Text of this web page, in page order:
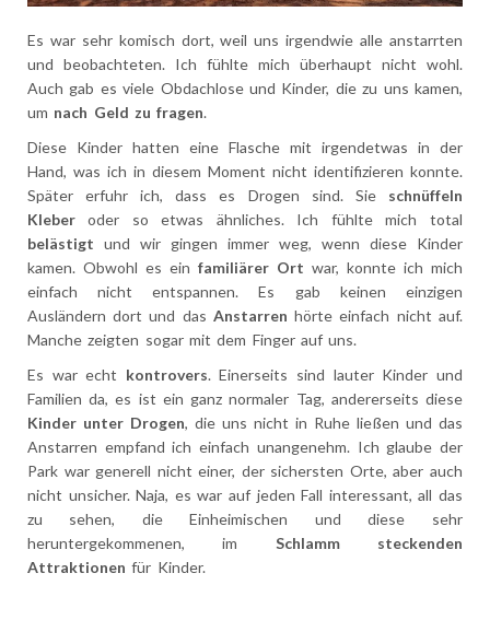
Es war sehr komisch dort, weil uns irgendwie alle anstarrten
und beobachteten. Ich fühlte mich überhaupt nicht wohl.
Auch gab es viele Obdachlose und Kinder, die zu uns kamen,
um nach Geld zu fragen.
Diese Kinder hatten eine Flasche mit irgendetwas in der
Hand, was ich in diesem Moment nicht identifizieren konnte.
Später erfuhr ich, dass es Drogen sind. Sie schnüffeln
Kleber oder so etwas ähnliches. Ich fühlte mich total
belästigt und wir gingen immer weg, wenn diese Kinder
kamen. Obwohl es ein familiärer Ort war, konnte ich mich
einfach nicht entspannen. Es gab keinen einzigen
Ausländern dort und das Anstarren hörte einfach nicht auf.
Manche zeigten sogar mit dem Finger auf uns.
Es war echt kontrovers. Einerseits sind lauter Kinder und
Familien da, es ist ein ganz normaler Tag, andererseits diese
Kinder unter Drogen, die uns nicht in Ruhe ließen und das
Anstarren empfand ich einfach unangenehm. Ich glaube der
Park war generell nicht einer, der sichersten Orte, aber auch
nicht unsicher. Naja, es war auf jeden Fall interessant, all das
zu sehen, die Einheimischen und diese sehr
heruntergekommenen, im Schlamm steckenden
Attraktionen für Kinder.